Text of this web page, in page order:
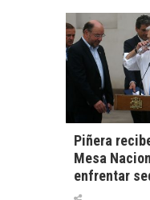
Piñera
Mesa
enfrentar